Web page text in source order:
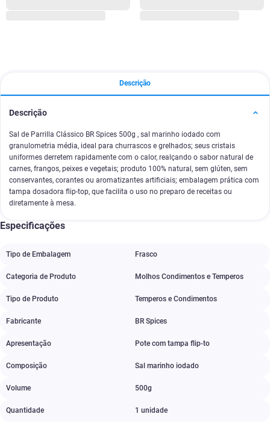
Descrição
Descrição
Sal de Parrilla Clássico BR Spices 500g , sal marinho iodado com
granulometria média, ideal para churrascos e grelhados; seus cristais
uniformes derretem rapidamente com o calor, realçando o sabor natural de
carnes, frangos, peixes e vegetais; produto 100% natural, sem glúten, sem
conservantes, corantes ou aromatizantes artificiais; embalagem prática com
tampa dosadora flip-top, que facilita o uso no preparo de receitas ou
diretamente à mesa.
Especificações
Tipo de Embalagem Frasco
Categoria de Produto Molhos Condimentos e Temperos
Tipo de Produto Temperos e Condimentos
Fabricante BR Spices
Apresentação Pote com tampa flip-to
Composição Sal marinho iodado
Volume 500g
Quantidade 1 unidade